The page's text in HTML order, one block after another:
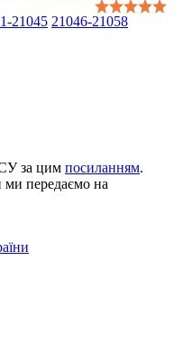
21045 21046-21058
за цим посиланням.
ми передаємо на